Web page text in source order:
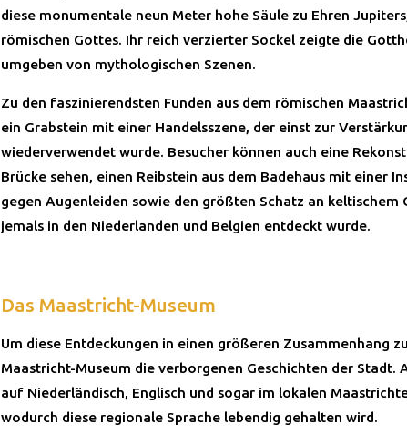
diese monumentale neun Meter hohe Säule zu Ehren
römischen Gottes. Ihr reich verzierter Sockel zeigte die
umgeben von mythologischen Szenen.
Zu den faszinierendsten Funden aus dem römischen
ein Grabstein mit einer Handelsszene, der einst zur
wiederverwendet wurde. Besucher können auch eine
Brücke sehen, einen Reibstein aus dem Badehaus mit einer
gegen Augenleiden sowie den größten Schatz an keltischem
jemals in den Niederlanden und Belgien entdeckt wurde.
Das Maastricht-Museum
Um diese Entdeckungen in einen größeren Zusammenhang
Maastricht-Museum die verborgenen Geschichten der Stadt.
auf Niederländisch, Englisch und sogar im lokalen
wodurch diese regionale Sprache lebendig gehalten wird.